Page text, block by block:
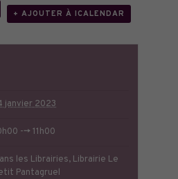
+ AJOUTER À ICALENDAR
janvier 2023
--> 11h00
les Librairies, Librairie Le
Pantagruel